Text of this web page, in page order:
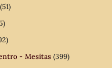
(51)
- Mesitas (399)